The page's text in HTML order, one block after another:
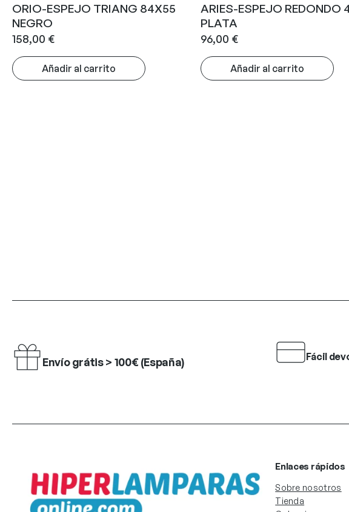
ORIO-ESPEJO TRIANG 84X55
NEGRO
158,00 €
Añadir al carrito
ARIES-ESPEJO REDONDO
PLATA
96,00 €
Añadir al carrito
Envío grátis > 100€ (España) Fácil
Enlaces rápidos
Sobre nosotros
Tienda